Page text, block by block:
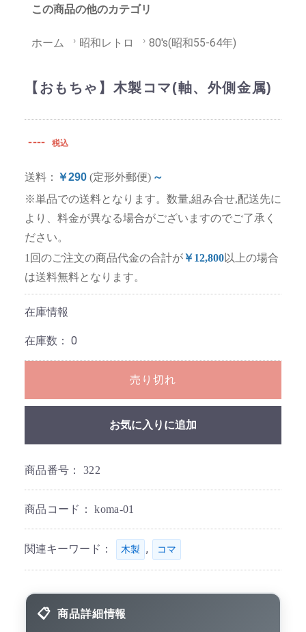
この商品の他のカテゴリ
ホーム 昭和レトロ 80's(昭和55-64年)
【おもちゃ】木製コマ(軸、外側金属)
---- 税込
送料： ￥290 (定形外郵便) ～
※単品での送料となります。数量,組み合せ,配送先に
より、料金が異なる場合がございますのでご了承く
ださい。
1回のご注文の商品代金の合計が￥12,800以上の場合
は送料無料となります。
在庫情報
在庫数： 0
売り切れ
お気に入りに追加
商品番号： 322
商品コード：koma-01
関連キーワード： 木製 , コマ
商品詳細情報